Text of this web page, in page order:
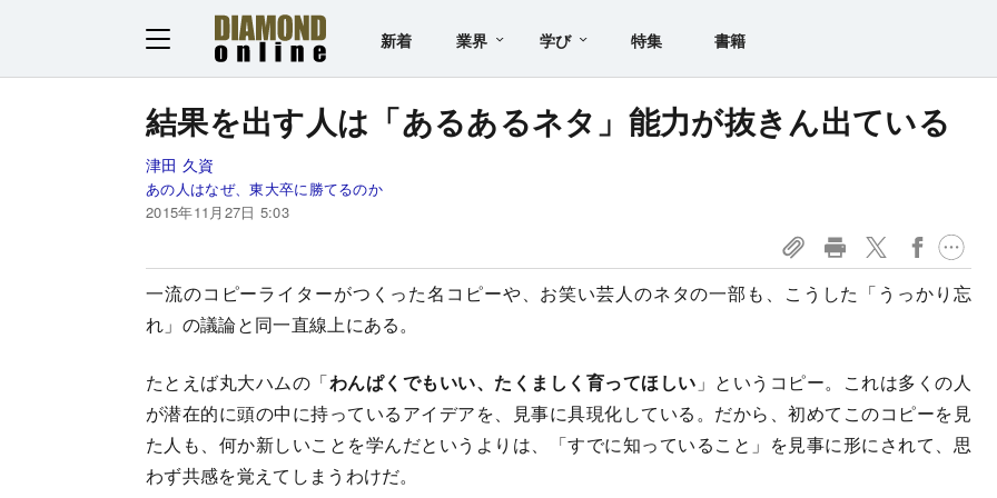
新着 業界 学び 特集 書籍
結果を出す人は「あるあるネタ」能力が抜きん出ている
津田 久資
あの人はなぜ、東大卒に勝てるのか
2015年11月27日 5:03
一流のコピーライターがつくった名コピーや、お笑い芸人のネタの一部も、こうした「うっかり忘
れ」の議論と同一直線上にある。
たとえば丸大ハムの「わんぱくでもいい、たくましく育ってほしい 」というコピー。これは多くの人
が潜在的に頭の中に持っているアイデアを、見事に具現化している。だから、初めてこのコピーを見
た人も、何か新しいことを学んだというよりは、「すでに知っていること」を見事に形にされて、思
わず共感を覚えてしまうわけだ。